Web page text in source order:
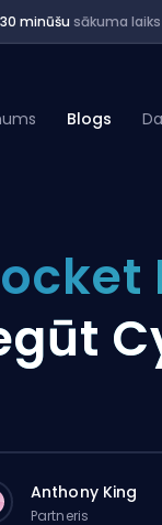
minūšu sākuma laiks
Blogs
Anthony King
Partneris